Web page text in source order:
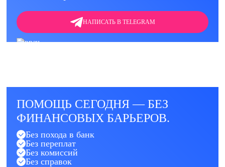
НАПИСАТЬ В TELEGRAM
ПОМОЩЬ СЕГОДНЯ — БЕЗ
ФИНАНСОВЫХ БАРЬЕРОВ.
Без похода в банк
Без переплат
Без комиссий
Без справок